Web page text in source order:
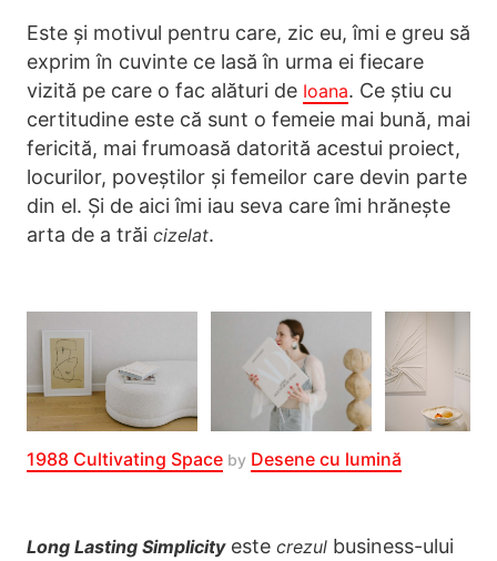
Este și motivul pentru care, zic eu, îmi e greu să
exprim în cuvinte ce lasă în urma ei fiecare
vizită pe care o fac alături de Ioana. Ce știu cu
certitudine este că sunt o femeie mai bună, mai
fericită, mai frumoasă datorită acestui proiect,
locurilor, poveștilor și femeilor care devin parte
din el. Și de aici îmi iau seva care îmi hrănește
arta de a trăi cizelat.
1988 Cultivating Space by Desene cu lumină
Long Lasting Simplicityeste crezul business-ului